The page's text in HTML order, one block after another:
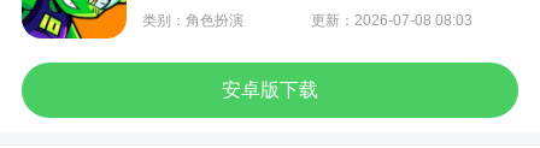
类别：角色扮演
更新：2026-07-08 08:03
安卓版下载